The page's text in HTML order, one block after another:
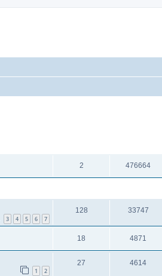
2 476664
3 4 5 6 7
128 33747
18 4871
1 2
27 4614